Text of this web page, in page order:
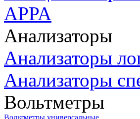
APPA
Анализаторы
Анализаторы
Анализаторы
Вольтметры